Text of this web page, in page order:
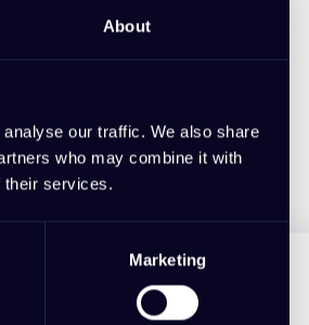
About
our traffic. We also share
who may combine it with
their services.
Marketing